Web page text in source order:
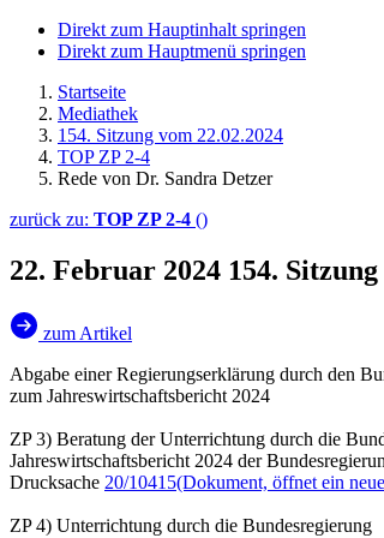
Direkt zum Hauptinhalt springen
Direkt zum Hauptmenü springen
Startseite
Mediathek
154. Sitzung vom 22.02.2024
TOP ZP 2-4
Rede von Dr. Sandra Detzer
zurück zu: TOP ZP 2-4 ()
22. Februar 2024 154.
zum Artikel
Abgabe einer Regierungserklärung durch den
zum Jahreswirtschaftsbericht 2024
ZP 3) Beratung der Unterrichtung durch die
Jahreswirtschaftsbericht 2024 der
Drucksache 20/10415(Dokument, öffnet ein
ZP 4) Unterrichtung durch die Bundesregierung